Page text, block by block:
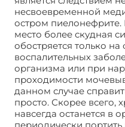
несвоевременной
остром
место более скудная
обостряется только
воспалительных
организма или при
проходимости
данном случае
просто. Скорее всего,
навсегда останется в